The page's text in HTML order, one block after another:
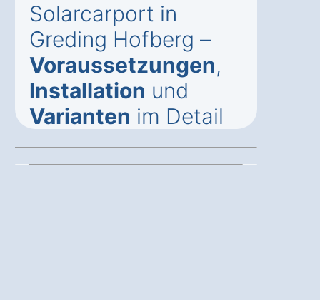
Solarcarport in
Greding Hofberg –
Voraussetzungen,
Installation und
Varianten im Detail